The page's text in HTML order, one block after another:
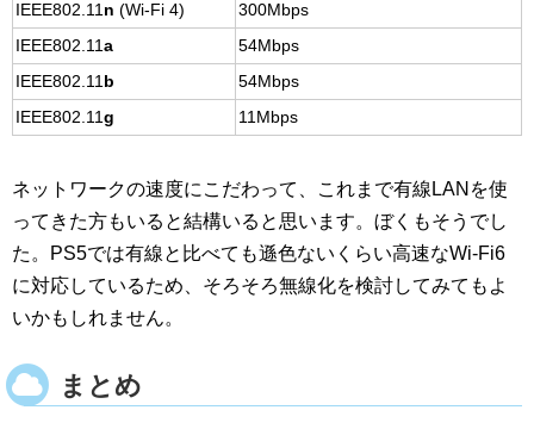
IEEE802.11n (Wi-Fi 4)
300Mbps
IEEE802.11a
54Mbps
IEEE802.11b
54Mbps
IEEE802.11g 11Mbps
ネットワークの速度にこだわって、これまで有線LANを使
ってきた方もいると結構いると思います。ぼくもそうでし
た。PS5では有線と比べても遜色ないくらい高速なWi-Fi6
に対応しているため、そろそろ無線化を検討してみてもよ
いかもしれません。
まとめ